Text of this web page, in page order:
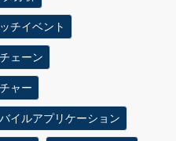
チイベント
ェーン
ャー
イルアプリケーション